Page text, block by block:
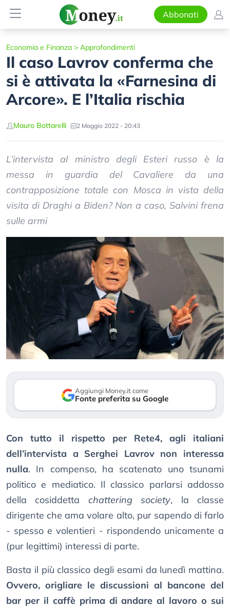
Abbonati
Economia e Finanza > Approfondimenti
Il caso Lavrov conferma che
si è attivata la «Farnesina di
Arcore». E l’Italia rischia
Mauro Bottarelli 2 Maggio 2022 - 20:43
L’intervista al ministro degli Esteri russo è la
messa in guardia del Cavaliere da una
contrapposizione totale con Mosca in vista della
visita di Draghi a Biden? Non a caso, Salvini frena
sulle armi
Aggiungi Money.it come
Fonte preferita su Google
Con tutto il rispetto per Rete4, agli italiani
dell’intervista a Serghei Lavrov non interessa
nulla. In compenso, ha scatenato uno tsunami
politico e mediatico. Il classico parlarsi addosso
della cosiddetta chattering society, la classe
dirigente che ama volare alto, pur sapendo di farlo
- spesso e volentieri - rispondendo unicamente a
(pur legittimi) interessi di parte.
Basta il più classico degli esami da lunedì mattina.
Ovvero, origliare le discussioni al bancone del
bar per il caffè prima di andare al lavoro o sui